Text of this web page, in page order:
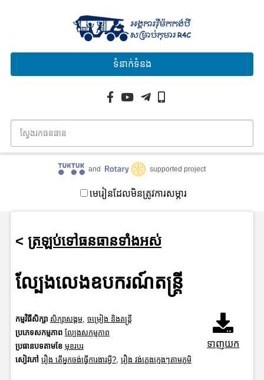
ទំនាក់ទំនង
and supported project
មេរៀនដែលមិនត្រូវការសម្ភារ
< ត្រឡប់ទៅធនធានទាំងអស់
ល្បែងលេងឧបករណ៍តន្រ្តី
ទាញយក
កម្មវិធីសិក្សា សិក្សាសង្គម, ចម្រៀង និងតន្ត្រី
ប្រភេទសកម្មភាព ល្បែងសកម្មភាព
ប្រធានបទតាមខែ មុខរបរ
សៀវភៅ រឿង តើអ្នកចង់ធ្វើការងារអ្វី?, រឿង វង់ភ្លេងក្មេងៗតាមភូមិ